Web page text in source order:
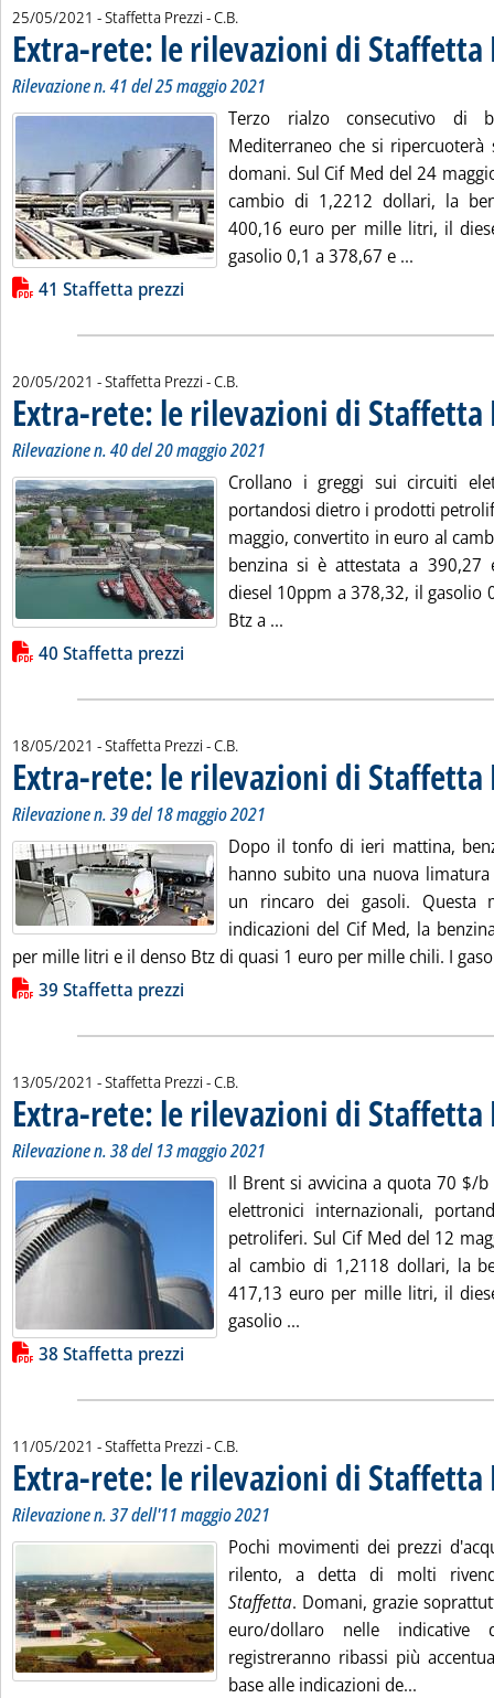
25/05/2021 - Staffetta Prezzi -di:
C.B.
Extra-rete: le rilevazioni di Staffetta
Rilevazione n. 41 del 25 maggio 2021
Terzo rialzo consecutivo di
Mediterraneo che si
domani. Sul Cif Med del 24
cambio di 1,2212 dollari, la
400,16 euro per mille litri, il
gasolio 0,1 a 378,67 e ...
Lista allegati PDF alla notizia
41 Staffetta prezzi
20/05/2021 - Staffetta Prezzi -di:
C.B.
Extra-rete: le rilevazioni di Staffetta
Rilevazione n. 40 del 20 maggio 2021
Crollano i greggi sui circuiti
portandosi dietro i prodotti
maggio, convertito in euro al
benzina si è attestata a
diesel 10ppm a 378,32, il gasolio
Btz a ...
Lista allegati PDF alla notizia
40 Staffetta prezzi
18/05/2021 - Staffetta Prezzi -di:
C.B.
Extra-rete: le rilevazioni di Staffetta
Rilevazione n. 39 del 18 maggio 2021
Dopo il tonfo di ieri mattina,
hanno subito una nuova
un rincaro dei gasoli. Questa
indicazioni del Cif Med, la
per mille litri e il denso Btz di quasi 1 euro per mille chili. I
Lista allegati PDF alla notizia
39 Staffetta prezzi
13/05/2021 - Staffetta Prezzi -di:
C.B.
Extra-rete: le rilevazioni di Staffetta
Rilevazione n. 38 del 13 maggio 2021
Il Brent si avvicina a quota 70 $/
elettronici internazionali,
petroliferi. Sul Cif Med del 12
al cambio di 1,2118 dollari, la
417,13 euro per mille litri, il
gasolio ...
Lista allegati PDF alla notizia
38 Staffetta prezzi
11/05/2021 - Staffetta Prezzi -di:
C.B.
Extra-rete: le rilevazioni di Staffetta
Rilevazione n. 37 dell'11 maggio 2021
Pochi movimenti dei prezzi
rilento, a detta di molti
Staffetta. Domani, grazie
euro/dollaro nelle
registreranno ribassi più
base alle indicazioni de...